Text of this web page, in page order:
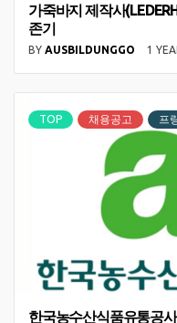
가죽바지 제작사
존기
BY AUSBILDUNGGO 1
TOP 채용공고 프
한국농수산식품유통공